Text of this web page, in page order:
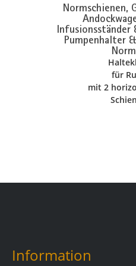
Normschienen,
Infusionsständer
Pumpenhalter
für
mit 2
Information